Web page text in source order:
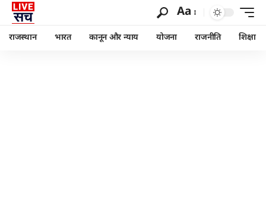
Aa
राजस्थान भारत कानून और न्याय योजना राजनीति शिक्षा